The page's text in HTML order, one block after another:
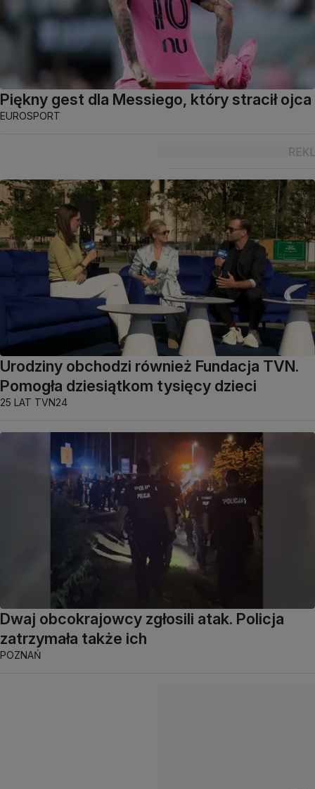
Piękny gest dla Messiego, który stracił ojca
EUROSPORT
Urodziny obchodzi również Fundacja TVN.
Pomogła dziesiątkom tysięcy dzieci
25 LAT TVN24
Dwaj obcokrajowcy zgłosili atak. Policja
zatrzymała także ich
POZNAŃ